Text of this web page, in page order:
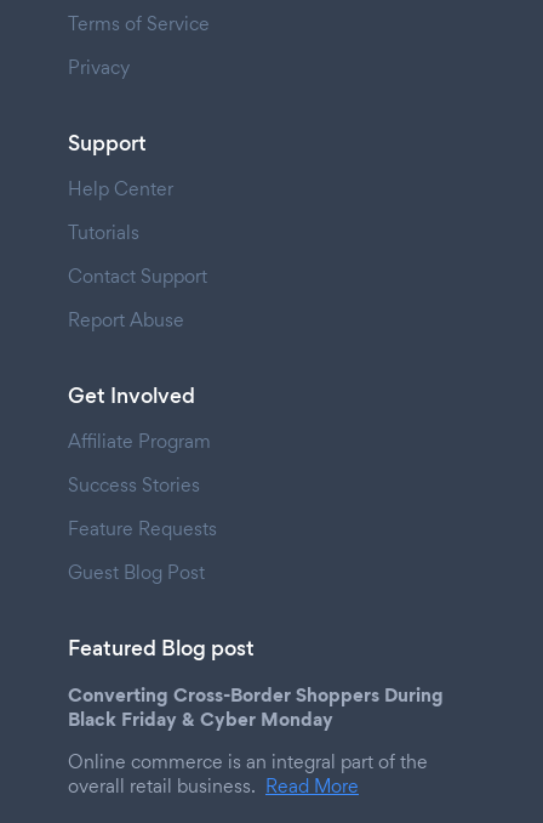
Terms of Service
Privacy
Support
Help Center
Tutorials
Contact Support
Report Abuse
Get Involved
Affiliate Program
Success Stories
Feature Requests
Guest Blog Post
Featured Blog post
Converting Cross-Border Shoppers During
Black Friday & Cyber Monday
Online commerce is an integral part of the
overall retail business. Read More